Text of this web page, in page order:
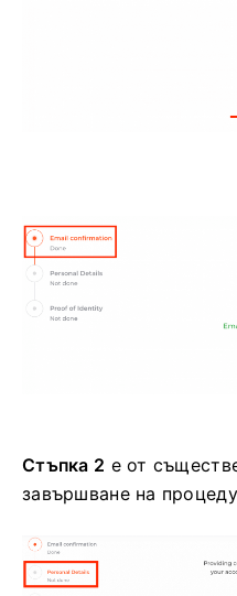
Стъпка 2 е от
завършване на